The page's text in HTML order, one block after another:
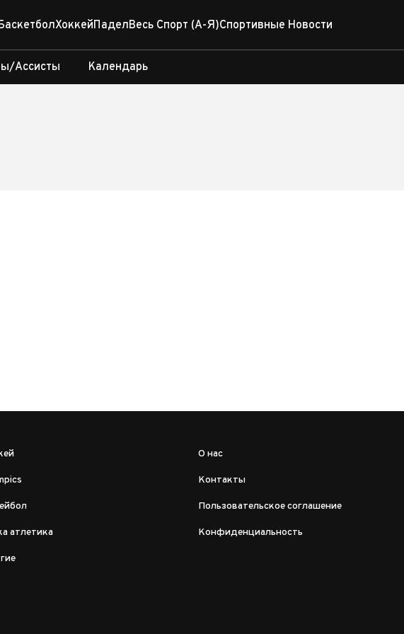
ХоккейПаделВесь Спорт (А-Я)Спортивные Новости
Ассисты Календарь
атлетика
О нас
Контакты
Пользовательское соглашение
Конфиденциальность